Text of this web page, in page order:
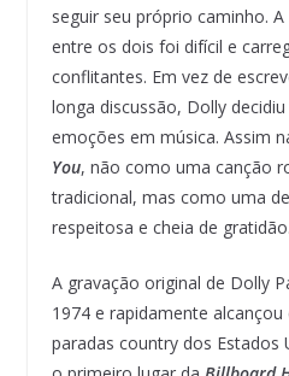
seguir seu próprio caminho.
entre os dois foi difícil e
conflitantes. Em vez de
longa discussão, Dolly
emoções em música. Assim
You, não como uma canção
tradicional, mas como uma
respeitosa e cheia de gratidão.
A gravação original de Dolly
1974 e rapidamente
paradas country dos Estados